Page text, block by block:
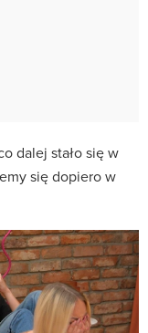
dalej stało się w
się dopiero w